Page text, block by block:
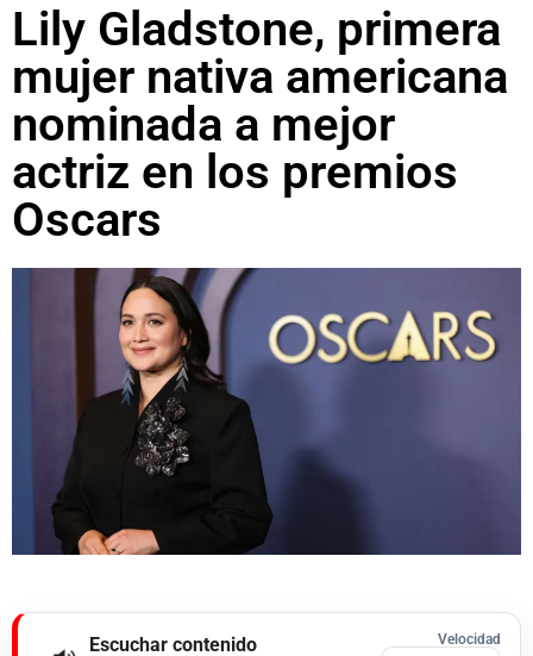
Lily Gladstone, primera
mujer nativa americana
nominada a mejor
actriz en los premios
Oscars
Escuchar contenido Velocidad